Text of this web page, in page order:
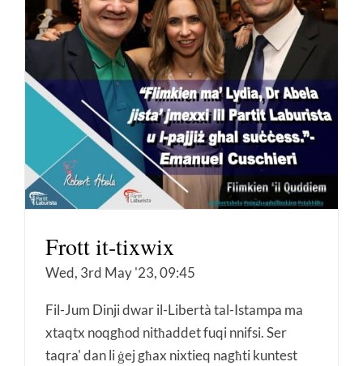
Frott it-tixwix
Wed, 3rd May '23, 09:45
Fil-Jum Dinji dwar il-Libertà tal-Istampa ma
xtaqtx noqgħod nitħaddet fuqi nnifsi. Ser
taqra' dan li ġej għax nixtieq nagħti kuntest